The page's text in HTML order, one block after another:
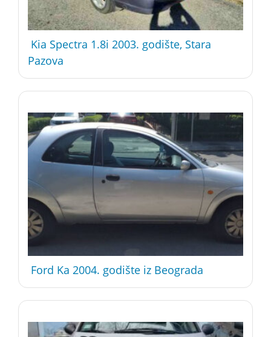
Kia Spectra 1.8i 2003. godište, Stara
Pazova
Ford Ka 2004. godište iz Beograda